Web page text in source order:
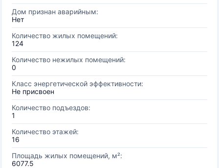
Дом признан аварийным:
Нет
Количество жилых помещений:
124
Количество нежилых помещений:
0
Класс энергетической эффективности:
Не присвоен
Количество подъездов:
1
Количество этажей:
16
Площадь жилых помещений, м²:
6077.5